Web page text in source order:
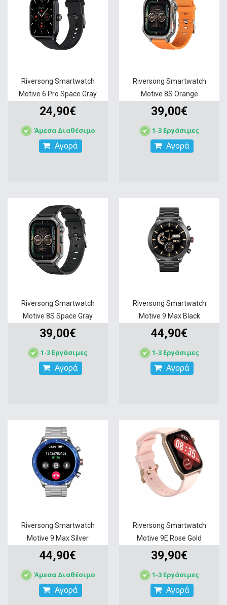
Riversong Smartwatch
Motive 6 Pro Space Gray
24,90€
Άμεσα Διαθέσιμο
Αγορά
Riversong Smartwatch
Motive 8S Orange
39,00€
1-3 Εργάσιμες
Αγορά
Riversong Smartwatch
Motive 8S Space Gray
39,00€
1-3 Εργάσιμες
Αγορά
Riversong Smartwatch
Motive 9 Max Black
44,90€
1-3 Εργάσιμες
Αγορά
Riversong Smartwatch
Motive 9 Max Silver
44,90€
Άμεσα Διαθέσιμο
Αγορά
Riversong Smartwatch
Motive 9E Rose Gold
39,90€
1-3 Εργάσιμες
Αγορά